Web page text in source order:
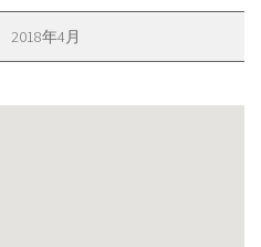
2018年4月